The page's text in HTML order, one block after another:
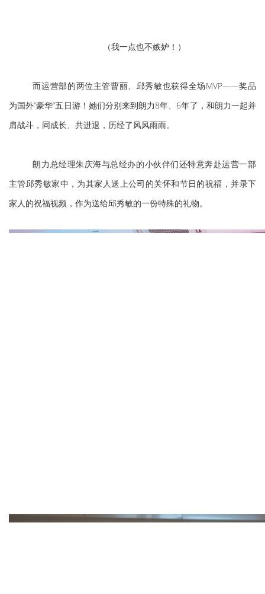
（我一点也不嫉妒！）
而运营部的两位主管曹丽、邱秀敏也获得全场MVP——奖品
为国外“豪华”五日游！她们分别来到朗力8年、6年了，和朗力一起并
肩战斗，同成长、共进退，历经了风风雨雨。
朗力总经理朱庆海与总经办的小伙伴们还特意奔赴运营一部
主管邱秀敏家中，为其家人送上公司的关怀和节日的祝福，并录下
家人的祝福视频，作为送给邱秀敏的一份特殊的礼物。